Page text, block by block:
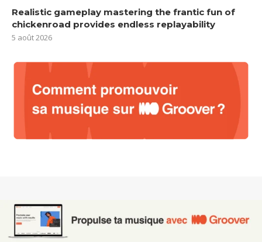
Realistic gameplay mastering the frantic fun of
chickenroad provides endless replayability
5 août 2026